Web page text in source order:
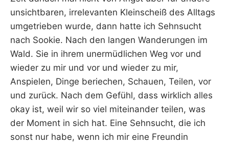
unsichtbaren, irrelevanten Kleinscheiß des Alltags
umgetrieben wurde, dann hatte ich Sehnsucht
nach Sookie. Nach den langen Wanderungen im
Wald. Sie in ihrem unermüdlichen Weg vor und
wieder zu mir und vor und wieder zu mir,
Anspielen, Dinge beriechen, Schauen, Teilen, vor
und zurück. Nach dem Gefühl, dass wirklich alles
okay ist, weil wir so viel miteinander teilen, was
der Moment in sich hat. Eine Sehnsucht, die ich
sonst nur habe, wenn ich mir eine Freundin